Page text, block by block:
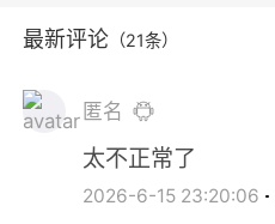
最新评论 （21条）
匿名
太不正常了
2026-6-15 23:20:06